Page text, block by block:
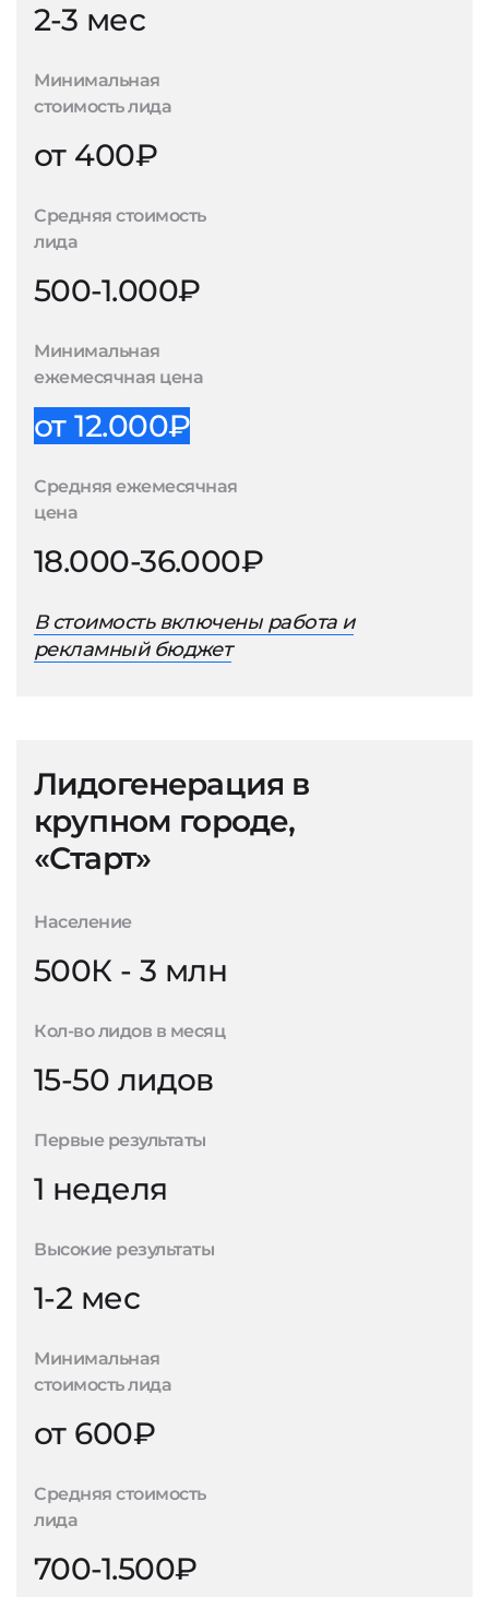
2-3 мес
Минимальная
стоимость лида
от 400₽
Средняя стоимость
лида
500-1.000₽
Минимальная
ежемесячная цена
от 12.000₽
Средняя ежемесячная
цена
18.000-36.000₽
В стоимость включены работа и
рекламный бюджет
Лидогенерация в
крупном городе,
«Старт»
Население
500К - 3 млн
Кол-во лидов в месяц
15-50 лидов
Первые результаты
1 неделя
Высокие результаты
1-2 мес
Минимальная
стоимость лида
от 600₽
Средняя стоимость
лида
700-1.500₽